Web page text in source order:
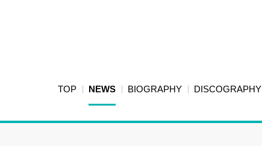
TOP NEWS BIOGRAPHY DISCOGRAPHY